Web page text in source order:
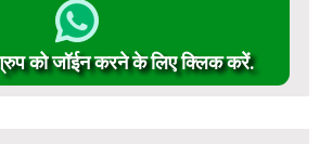
को जॉईन करने के लिए क्लिक करें.